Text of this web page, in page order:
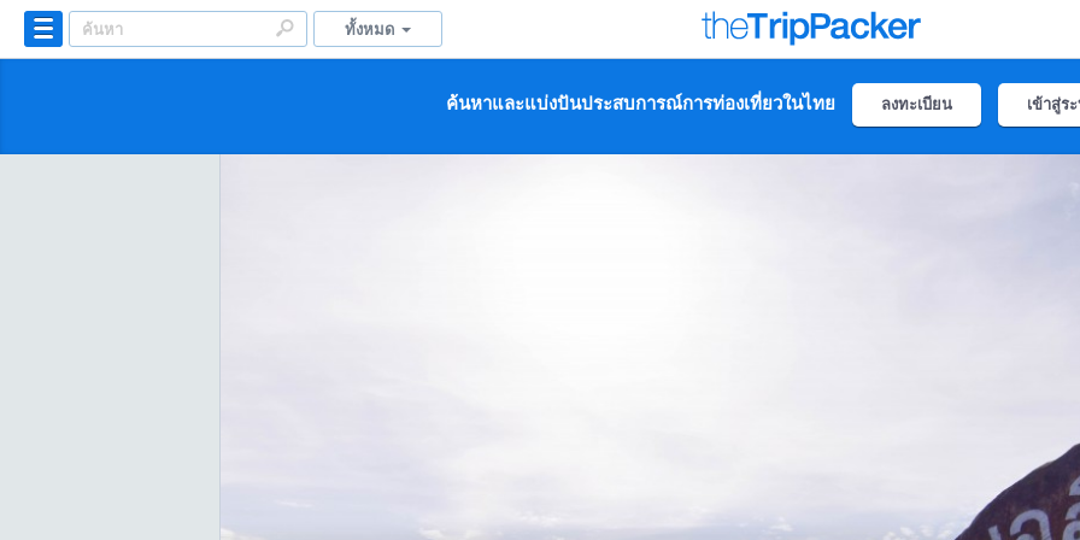
ทั้งหมด
ค้นหาและแบ่งปันประสบการณ์การท่องเที่ยวในไทย ลงทะเบียน เข้าสู่ร